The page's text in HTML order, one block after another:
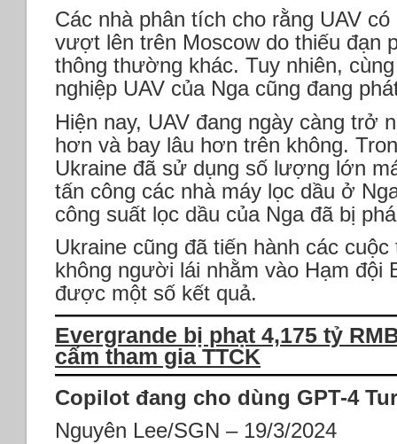
Các nhà phân tích cho rằng UAV
vượt lên trên Moscow do thiếu đạn
thông thường khác. Tuy nhiên,
nghiệp UAV của Nga cũng đang
Hiện nay, UAV đang ngày càng trở
hơn và bay lâu hơn trên không.
Ukraine đã sử dụng số lượng lớn
tấn công các nhà máy lọc dầu ở
công suất lọc dầu của Nga đã bị
Ukraine cũng đã tiến hành các
không người lái nhằm vào Hạm đội
được một số kết quả.
Evergrande bị phạt 4,175 tỷ
cấm tham gia TTCK
Copilot đang cho dùng GPT-4
Nguyên Lee/SGN – 19/3/2024